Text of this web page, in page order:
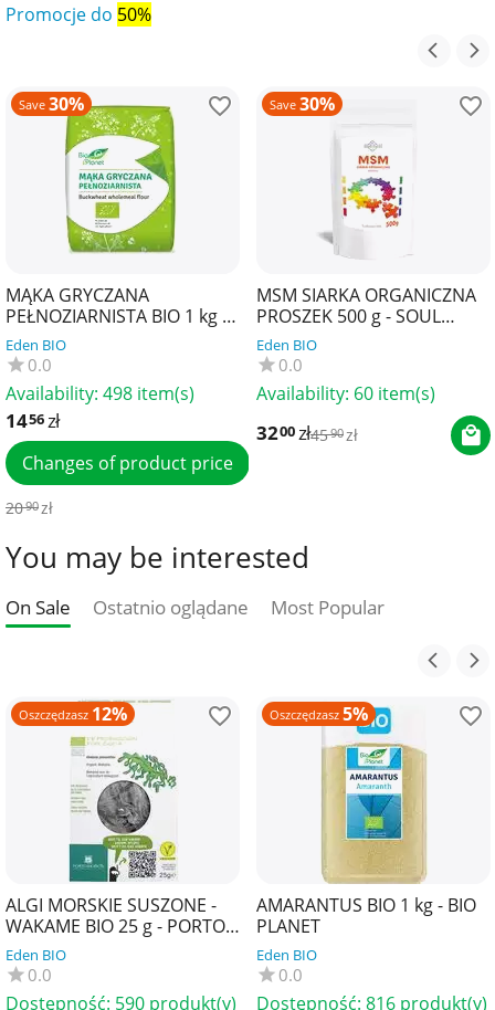
Promocje do 50%
Save 30%
MĄKA GRYCZANA
PEŁNOZIARNISTA BIO 1 kg -
BIO PLANET
Eden BIO
0.0
Availability: 498 item(s)
1456zł
Changes of product price
2090zł
Save 30%
MSM SIARKA ORGANICZNA
PROSZEK 500 g - SOUL
FARM
Eden BIO
0.0
Availability: 60 item(s)
3200zł4590zł
You may be interested
On Sale Ostatnio oglądane Most Popular
Oszczędzasz 12%
ALGI MORSKIE SUSZONE -
WAKAME BIO 25 g - PORTO
MUINOS
Eden BIO
0.0
Dostępność: 590 produkt(y)
Oszczędzasz 5%
AMARANTUS BIO 1 kg - BIO
PLANET
Eden BIO
0.0
Dostępność: 816 produkt(y)